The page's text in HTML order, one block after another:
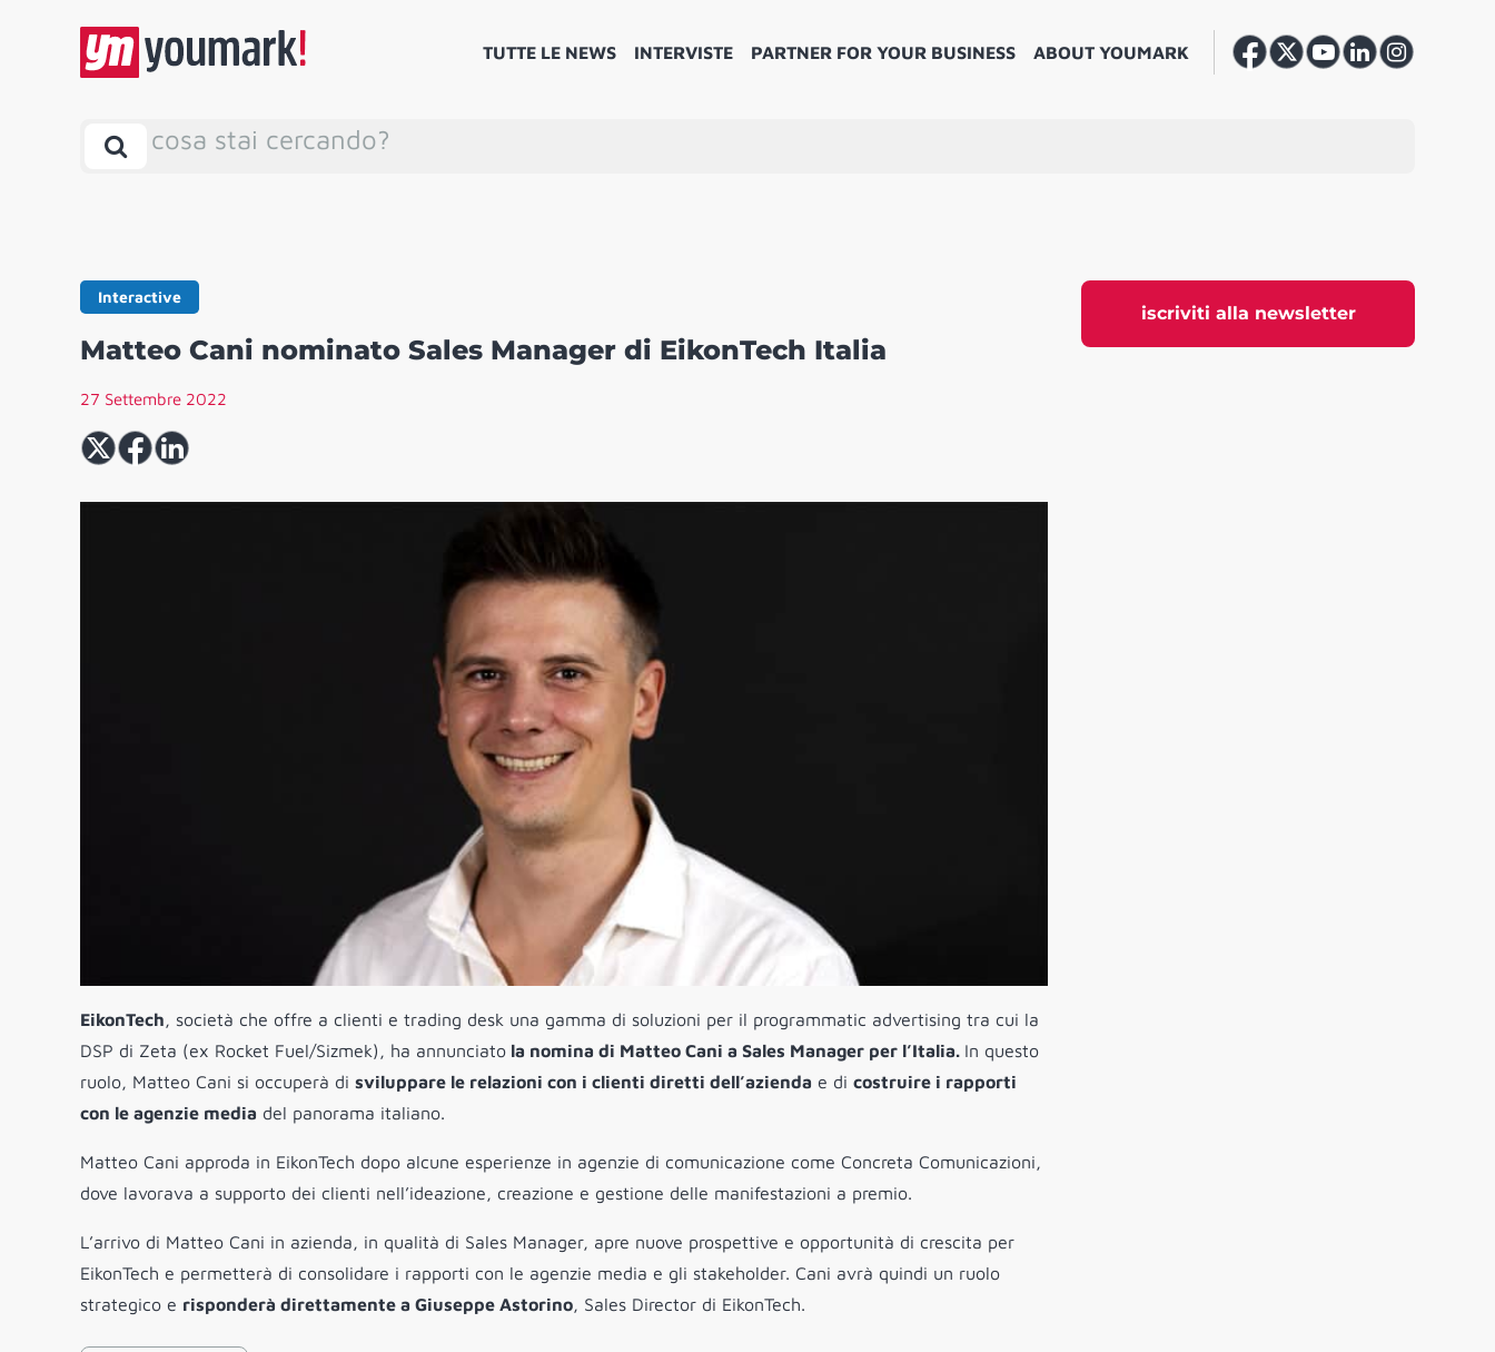
TUTTE LE NEWS INTERVISTE PARTNER FOR YOUR BUSINESS ABOUT YOUMARK
cosa stai cercando?
iscriviti alla newsletter
Interactive
Matteo Cani nominato Sales Manager di EikonTech Italia
27 Settembre 2022
EikonTech, società che offre a clienti e trading desk una gamma di soluzioni per il programmatic advertising tra cui la
DSP di Zeta (ex Rocket Fuel/Sizmek), ha annunciato la nomina di Matteo Cani a Sales Manager per l’Italia. In questo
ruolo, Matteo Cani si occuperà di sviluppare le relazioni con i clienti diretti dell’azienda e di costruire i rapporti
con le agenzie media del panorama italiano.
Matteo Cani approda in EikonTech dopo alcune esperienze in agenzie di comunicazione come Concreta Comunicazioni,
dove lavorava a supporto dei clienti nell’ideazione, creazione e gestione delle manifestazioni a premio.
L’arrivo di Matteo Cani in azienda, in qualità di Sales Manager, apre nuove prospettive e opportunità di crescita per
EikonTech e permetterà di consolidare i rapporti con le agenzie media e gli stakeholder. Cani avrà quindi un ruolo
strategico e risponderà direttamente a Giuseppe Astorino, Sales Director di EikonTech.